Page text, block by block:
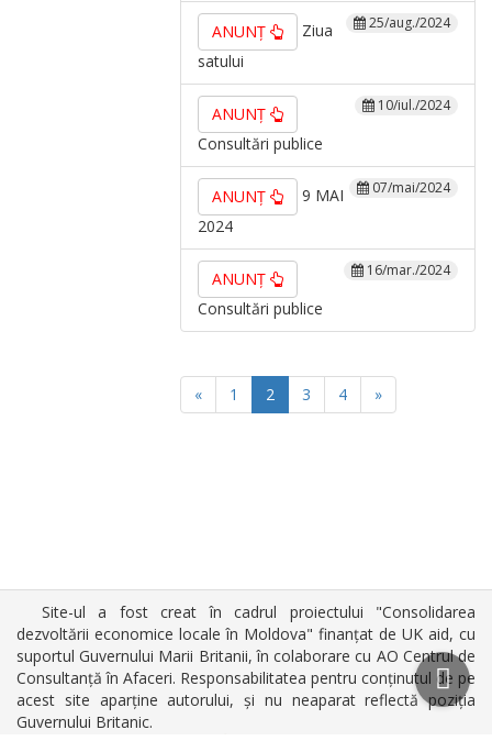
25/aug./2024
ANUNȚ
Ziua
satului
10/iul./2024
ANUNȚ
Consultări publice
07/mai/2024
ANUNȚ
9 MAI
2024
16/mar./2024
ANUNȚ
Consultări publice
« 1 2 3 4 »
Site-ul a fost creat în cadrul proiectului "Consolidarea
dezvoltării economice locale în Moldova" finanțat de UK aid, cu
suportul Guvernului Marii Britanii, în colaborare cu AO Centrul de
Consultanță în Afaceri. Responsabilitatea pentru conținutul de pe
acest site aparține autorului, și nu neaparat reflectă poziția
Guvernului Britanic.